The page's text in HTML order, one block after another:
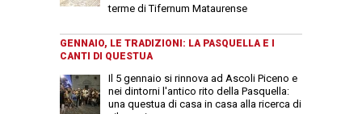
terme di Tifernum Mataurense
GENNAIO, LE TRADIZIONI: LA PASQUELLA E I
CANTI DI QUESTUA
Il 5 gennaio si rinnova ad Ascoli Piceno e
nei dintorni l'antico rito della Pasquella:
una questua di casa in casa alla ricerca di